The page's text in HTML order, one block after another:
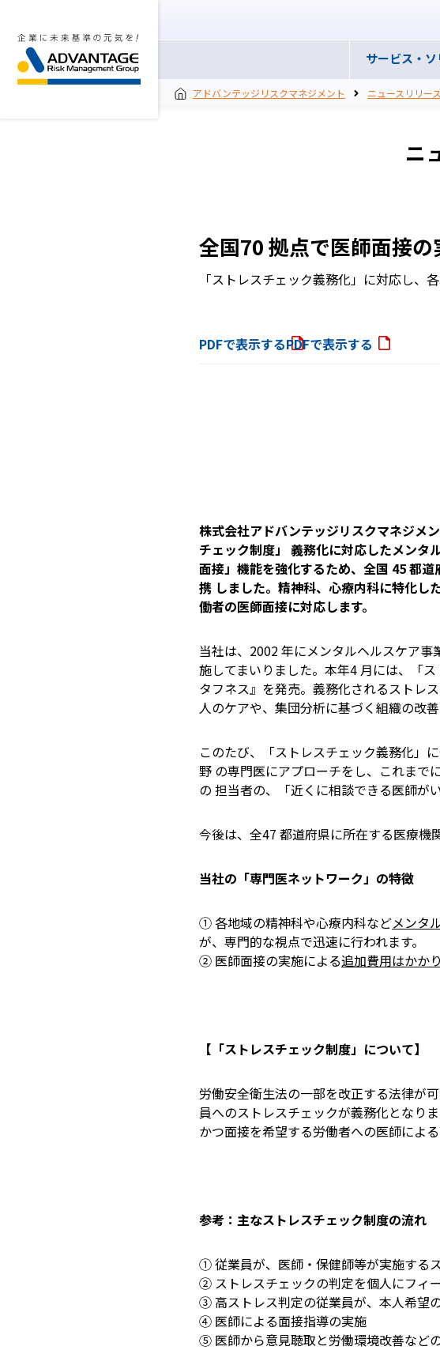
サービス・
アドバンテッジリスクマネジメント ニュースリリース
ニ
全国70 拠点で医師面接
「ストレスチェック義務化」に対応し、
PDFで表示するPDFで表示する
株式会社アドバンテッジリスクマネジメ
チェック制度」 義務化に対応したメンタ
面接」機能を強化するため、全国 45 都
携 しました。精神科、心療内科に特化し
働者の医師面接に対応します。
当社は、2002 年にメンタルヘルスケア
施してまいりました。本年4 月には、「
タフネス』を発売。義務化されるストレ
人のケアや、集団分析に基づく組織の改
このたび、「ストレスチェック義務化」
野 の専門医にアプローチをし、これまで
の 担当者の、「近くに相談できる医師が
今後は、全47 都道府県に所在する医療機
当社の「専門医ネットワーク」の特徴
① 各地域の精神科や心療内科などメンタ
が、専門的な視点で迅速に行われます。
② 医師面接の実施による追加費用はかか
【「ストレスチェック制度」について】
労働安全衛生法の一部を改正する法律が
員へのストレスチェックが義務化となり
かつ面接を希望する労働者への医師によ
参考：主なストレスチェック制度の流れ
① 従業員が、医師・保健師等が実施する
② ストレスチェックの判定を個人にフィ
③ 高ストレス判定の従業員が、本人希望
④ 医師による面接指導の実施
⑤ 医師から意見聴取と労働環境改善など